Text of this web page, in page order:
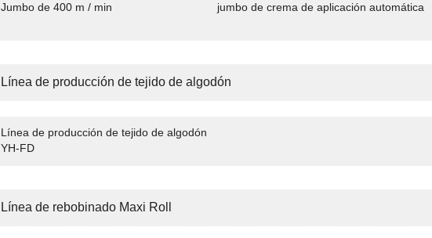
Jumbo de 400 m / min
jumbo de crema de aplicación automática
Línea de producción de tejido de algodón
Línea de producción de tejido de algodón
YH-FD
Línea de rebobinado Maxi Roll